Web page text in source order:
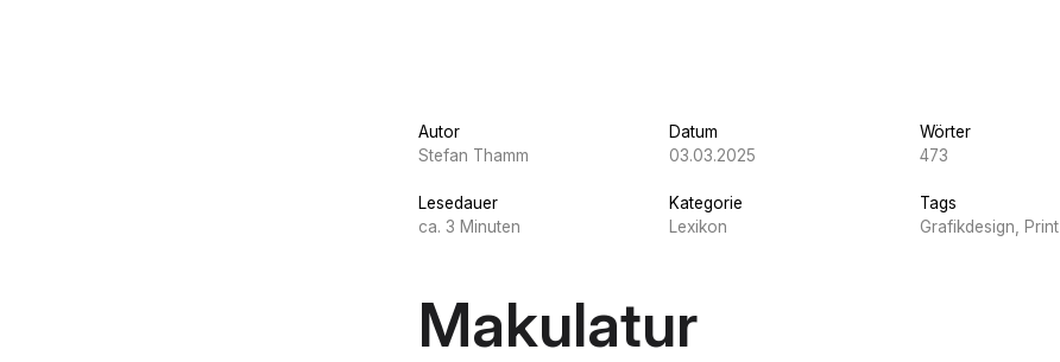
Autor
Stefan Thamm
Datum
03.03.2025
Wörter
473
Lesedauer
ca. 3 Minuten
Kategorie
Lexikon
Tags
Grafikdesign, Print
Makulatur